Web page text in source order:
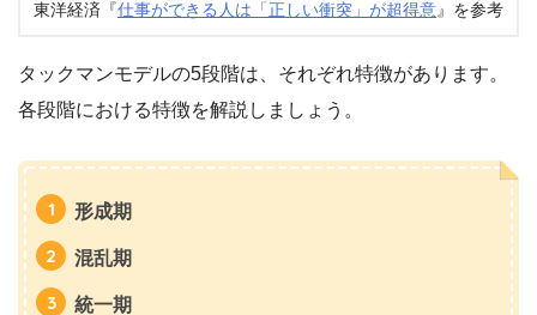
東洋経済『仕事ができる人は「正しい衝突」が超得意』を参考
タックマンモデルの5段階は、それぞれ特徴があります。
各段階における特徴を解説しましょう。
形成期
混乱期
統一期